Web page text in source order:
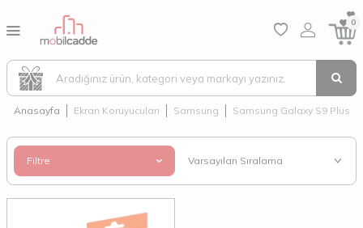
0
Anasayfa Ekran Koruyucuları Samsung Samsung Galaxy S9 Plus
Filtre